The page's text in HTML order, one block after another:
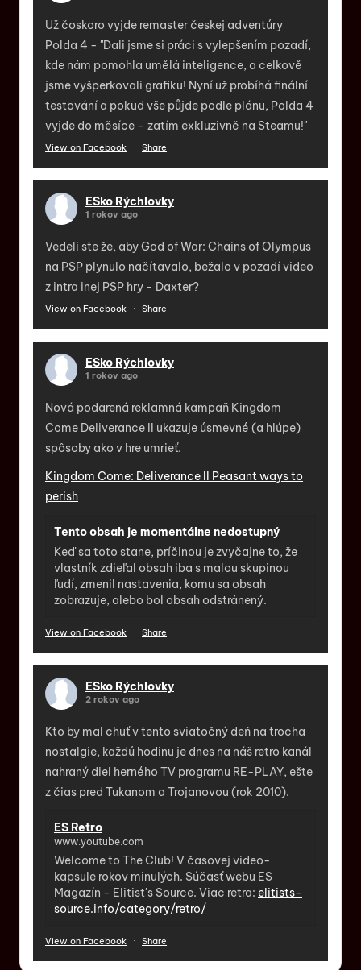
Už čoskoro vyjde remaster českej adventúry
Polda 4 - "Dali jsme si práci s vylepšením pozadí,
kde nám pomohla umělá inteligence, a celkově
jsme vyšperkovali grafiku! Nyní už probíhá finální
testování a pokud vše půjde podle plánu, Polda 4
vyjde do měsíce – zatím exkluzivně na Steamu!"
View on Facebook · Share
ESko Rýchlovky
1 rokov ago
Vedeli ste že, aby God of War: Chains of Olympus
na PSP plynulo načítavalo, bežalo v pozadí video
z intra inej PSP hry - Daxter?
View on Facebook · Share
ESko Rýchlovky
1 rokov ago
Nová podarená reklamná kampaň Kingdom
Come Deliverance II ukazuje úsmevné (a hlúpe)
spôsoby ako v hre umrieť.
Kingdom Come: Deliverance II Peasant ways to
perish
Tento obsah je momentálne nedostupný
Keď sa toto stane, príčinou je zvyčajne to, že
vlastník zdieľal obsah iba s malou skupinou
ľudí, zmenil nastavenia, komu sa obsah
zobrazuje, alebo bol obsah odstránený.
View on Facebook · Share
ESko Rýchlovky
2 rokov ago
Kto by mal chuť v tento sviatočný deň na trocha
nostalgie, každú hodinu je dnes na náš retro kanál
nahraný diel herného TV programu RE-PLAY, ešte
z čias pred Tukanom a Trojanovou (rok 2010).
ES Retro
www.youtube.com
Welcome to The Club! V časovej video-
kapsule rokov minulých. Súčasť webu ES
Magazín - Elitist's Source. Viac retra: elitists-
source.info/category/retro/
View on Facebook · Share